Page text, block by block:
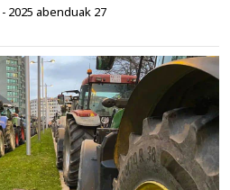
- 2025 abenduak 27